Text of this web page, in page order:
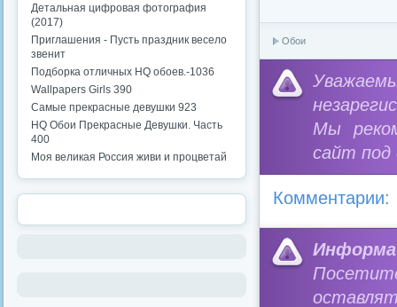
Обои
Мы
сайт под
Комментарии:
Детальная цифровая фотография
(2017)
Приглашения - Пусть праздник весело
звенит
Подборка отличных HQ обоев.-1036
Wallpapers Girls 390
Самые прекрасные девушки 923
HQ Обои Прекрасные Девушки. Часть
400
Моя великая Россия живи и процветай